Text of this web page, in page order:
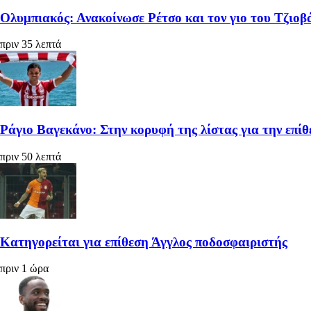
Ολυμπιακός: Ανακοίνωσε Ρέτσο και τον γιο του
πριν 35 λεπτά
Ράγιο Βαγεκάνο: Στην κορυφή της λίστας για την
πριν 50 λεπτά
Κατηγορείται για επίθεση Άγγλος ποδοσφαιριστής
πριν 1 ώρα